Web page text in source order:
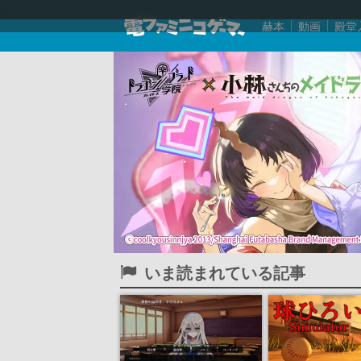
赫本 動画 殿堂
いま読まれている記事